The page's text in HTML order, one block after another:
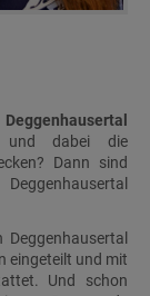
und dabei die
Dann sind
eingeteilt und mit
Und schon